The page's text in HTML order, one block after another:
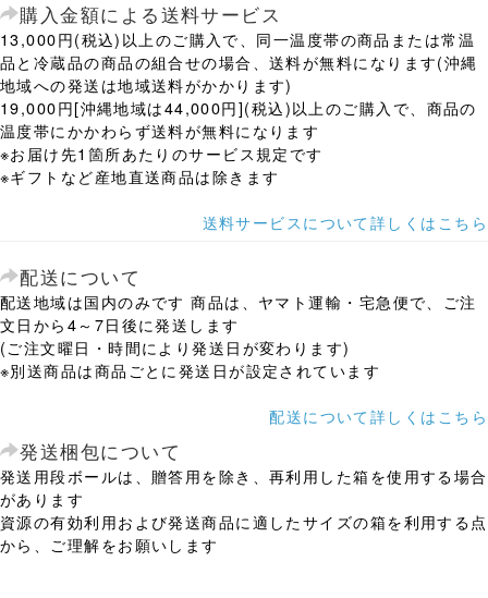
購入金額による送料サービス
13,000円(税込)以上のご購入で、同一温度帯の商品または常温
品と冷蔵品の商品の組合せの場合、送料が無料になります(沖縄
地域への発送は地域送料がかかります)
19,000円[沖縄地域は44,000円](税込)以上のご購入で、商品の
温度帯にかかわらず送料が無料になります
※お届け先1箇所あたりのサービス規定です
※ギフトなど産地直送商品は除きます
送料サービスについて詳しくはこちら
配送について
配送地域は国内のみです 商品は、ヤマト運輸・宅急便で、ご注
文日から4～7日後に発送します
(ご注文曜日・時間により発送日が変わります)
※別送商品は商品ごとに発送日が設定されています
配送について詳しくはこちら
発送梱包について
発送用段ボールは、贈答用を除き、再利用した箱を使用する場合
があります
資源の有効利用および発送商品に適したサイズの箱を利用する点
から、ご理解をお願いします